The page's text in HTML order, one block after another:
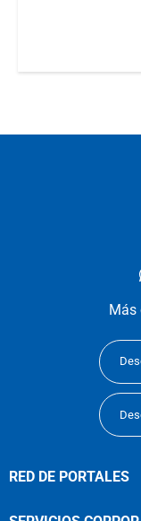
Más
RED DE PORTALES